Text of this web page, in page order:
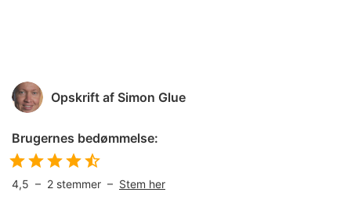
Opskrift af Simon Glue
Brugernes bedømmelse:
4,5 – 2 stemmer – Stem her